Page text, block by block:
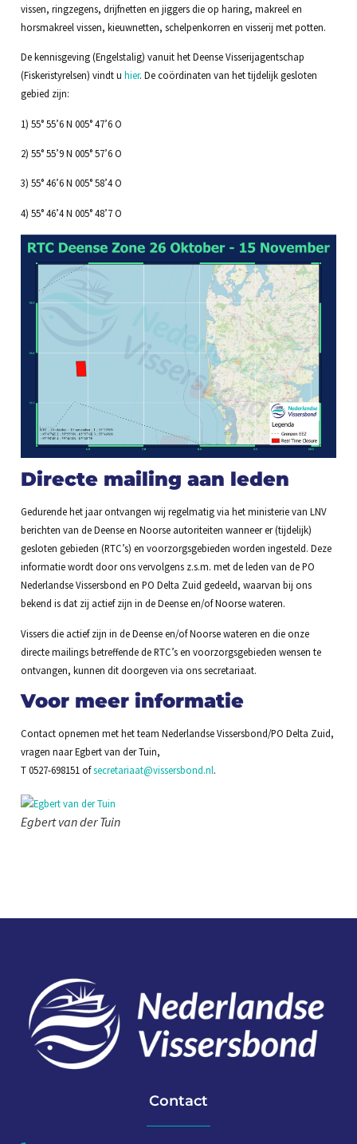
vissen, ringzegens, drijfnetten en jiggers die op haring, makreel en
horsmakreel vissen, kieuwnetten, schelpenkorren en visserij met potten.
De kennisgeving (Engelstalig) vanuit het Deense Visserijagentschap
(Fiskeristyrelsen) vindt u hier. De coördinaten van het tijdelijk gesloten
gebied zijn:
1) 55° 55’6 N 005° 47’6 O
2) 55° 55’9 N 005° 57’6 O
3) 55° 46’6 N 005° 58’4 O
4) 55° 46’4 N 005° 48’7 O
Directe mailing aan leden
Gedurende het jaar ontvangen wij regelmatig via het ministerie van LNV
berichten van de Deense en Noorse autoriteiten wanneer er (tijdelijk)
gesloten gebieden (RTC’s) en voorzorgsgebieden worden ingesteld. Deze
informatie wordt door ons vervolgens z.s.m. met de leden van de PO
Nederlandse Vissersbond en PO Delta Zuid gedeeld, waarvan bij ons
bekend is dat zij actief zijn in de Deense en/of Noorse wateren.
Vissers die actief zijn in de Deense en/of Noorse wateren en die onze
directe mailings betreffende de RTC’s en voorzorgsgebieden wensen te
ontvangen, kunnen dit doorgeven via ons secretariaat.
Voor meer informatie
Contact opnemen met het team Nederlandse Vissersbond/PO Delta Zuid,
vragen naar Egbert van der Tuin,
T 0527-698151 ofsecretariaat@vissersbond.nl.
Egbert van der Tuin
Contact